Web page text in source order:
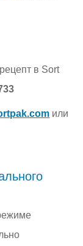
в Sort
или